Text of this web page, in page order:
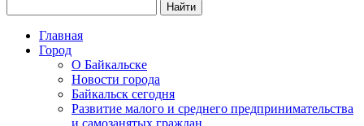
Найти
Главная
Город
О Байкальске
Новости города
Байкальск сегодня
Развитие малого и среднего предпринимательства
и самозанятых граждан